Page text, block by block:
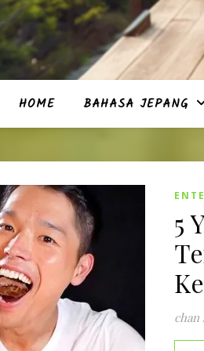
HOME BAHASA JEPANG
5
chan